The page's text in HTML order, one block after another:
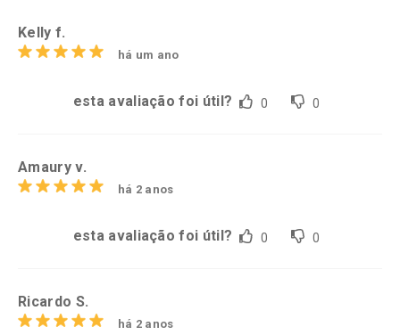
Kelly f.
há um ano
esta avaliação foi útil? 0 0
Amaury v.
há 2 anos
esta avaliação foi útil? 0 0
Ricardo S.
há 2 anos